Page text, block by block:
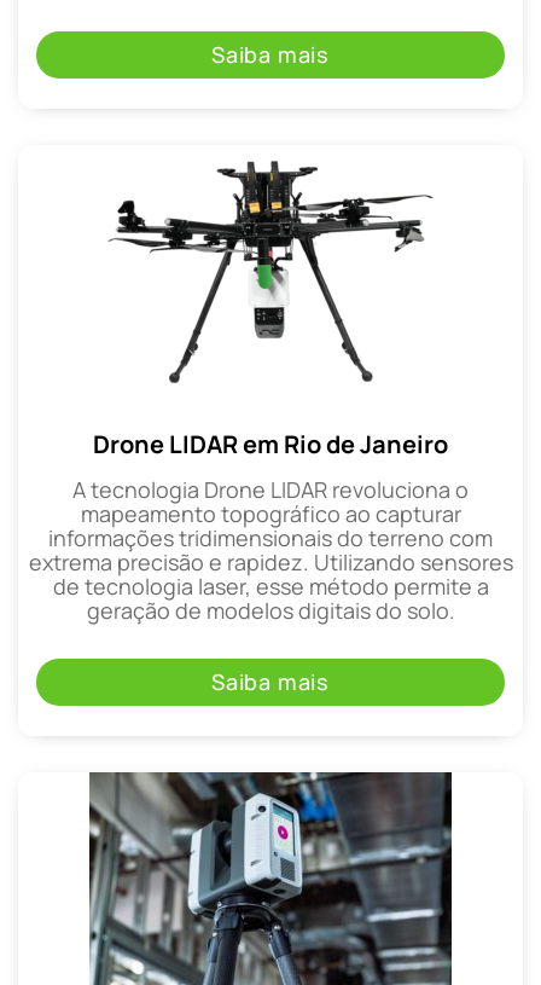
Saiba mais
Drone LIDAR em Rio de Janeiro
A tecnologia Drone LIDAR revoluciona o
mapeamento topográfico ao capturar
informações tridimensionais do terreno com
extrema precisão e rapidez. Utilizando sensores
de tecnologia laser, esse método permite a
geração de modelos digitais do solo.
Saiba mais